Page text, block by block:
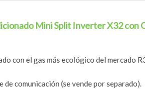
Mini Split Inverter X32 con
con el gas más ecológico del mercado
comunicación (se vende por separado).